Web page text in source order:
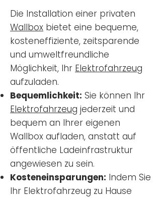
Die Installation einer privaten
Wallbox bietet eine bequeme,
kosteneffiziente, zeitsparende
und umweltfreundliche
Möglichkeit, Ihr Elektrofahrzeug
aufzuladen.
Bequemlichkeit: Sie können Ihr
Elektrofahrzeug jederzeit und
bequem an Ihrer eigenen
Wallbox aufladen, anstatt auf
öffentliche Ladeinfrastruktur
angewiesen zu sein.
Kosteneinsparungen: Indem Sie
Ihr Elektrofahrzeug zu Hause